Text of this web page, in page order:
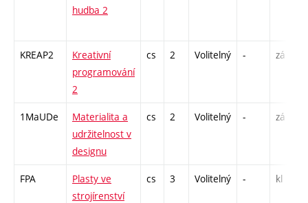
hudba 2
KREAP2
Kreativní
programování
2
cs 2 Volitelný - zá
1MaUDe
Materialita a
udržitelnost v
designu
cs 2 Volitelný - zá
FPA
Plasty ve
strojírenství
cs 3 Volitelný - kl